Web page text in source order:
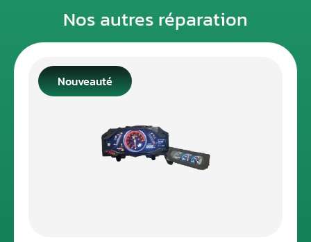
Nos autres réparation
Nouveauté